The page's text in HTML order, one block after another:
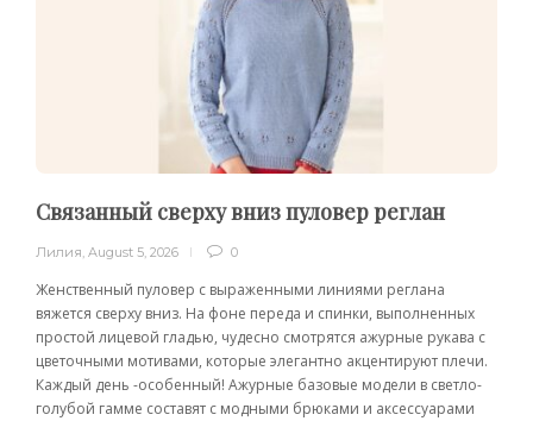
Связанный сверху вниз пуловер реглан
Лилия, August 5, 2026 0
Женственный пуловер с выраженными линиями реглана
вяжется сверху вниз. На фоне переда и спинки, выполненных
простой лицевой гладью, чудесно смотрятся ажурные рукава с
цветочными мотивами, которые элегантно акцентируют плечи.
Каждый день -особенный! Ажурные базовые модели в светло-
голубой гамме составят с модными брюками и аксессуарами